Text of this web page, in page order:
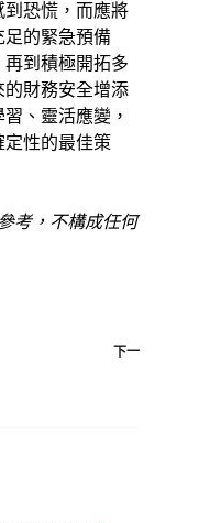
到恐慌，而應將
足的緊急預備
再到積極開拓多
的財務安全增添
、靈活應變，
性的最佳策
考，不構成任何
下一